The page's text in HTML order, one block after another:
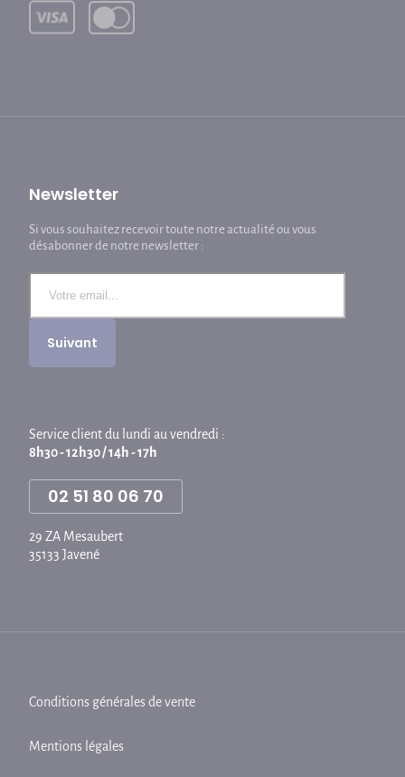
Newsletter
Si vous souhaitez recevoir toute notre actualité ou vous
désabonner de notre newsletter :
Service client du lundi au vendredi :
8h30 - 12h30 / 14h - 17h
02 51 80 06 70
29 ZA Mesaubert
35133 Javené
Conditions générales de vente
Mentions légales